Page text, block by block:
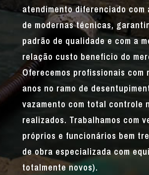
atendimento diferenciado com
de modernas técnicas,
padrão de qualidade e com a
relação custo beneficio do
Oferecemos profissionais com
anos no ramo de
vazamento com total controle
realizados. Trabalhamos com
próprios e funcionários bem
de obra especializada com
totalmente novos).